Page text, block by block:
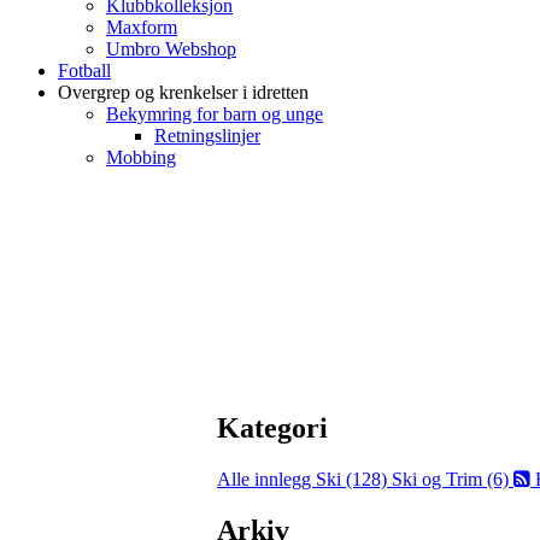
Klubbkolleksjon
Maxform
Umbro Webshop
Fotball
Overgrep og krenkelser i idretten
Bekymring for barn og unge
Retningslinjer
Mobbing
Kategori
Alle innlegg Ski (128) Ski og Trim (6)
Arkiv